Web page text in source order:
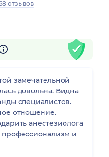
отзывов
замечательной
довольна. Видна
специалистов.
отношение.
анестезиолога
профессионализм и